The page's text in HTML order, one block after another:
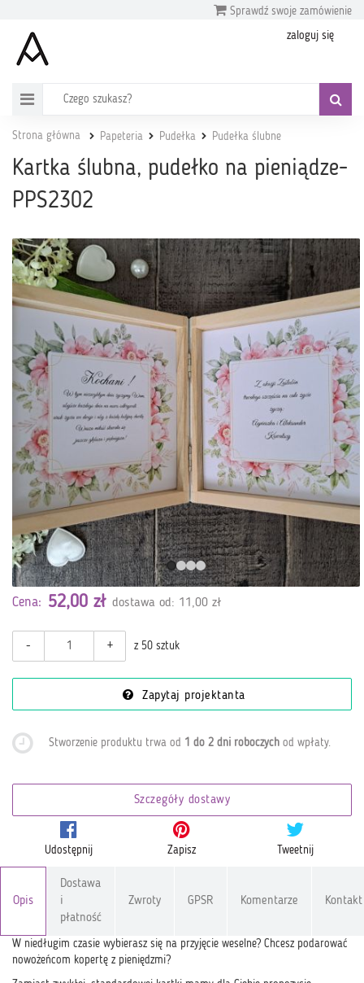
Sprawdź swoje zamówienie
zaloguj się
Strona główna Papeteria Pudełka Pudełka ślubne
Kartka ślubna, pudełko na pieniądze-
PPS2302
Cena: 52,00 zł dostawa od: 11,00 zł
- + z 50 sztuk
Zapytaj projektanta
Stworzenie produktu trwa od 1 do 2 dni roboczych od wpłaty.
Szczegóły dostawy
Udostępnij Zapisz Tweetnij
Opis
Dostawa
i
płatność
Zwroty GPSR Komentarze Kontakt
W niedługim czasie wybierasz się na przyjęcie weselne? Chcesz podarować
nowożeńcom kopertę z pieniędzmi?